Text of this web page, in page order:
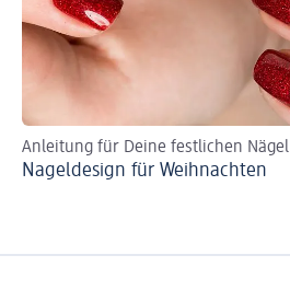
Anleitung für Deine festlichen Nägel
Nageldesign für Weihnachten